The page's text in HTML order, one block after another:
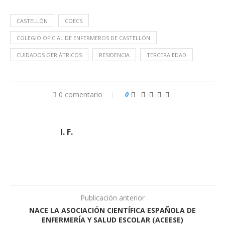
CASTELLÓN COECS
COLEGIO OFICIAL DE ENFERMEROS DE CASTELLÓN
CUIDADOS GERIÁTRICOS RESIDENCIA TERCERA EDAD
0 comentario 0
I. F.
Publicación anterior
NACE LA ASOCIACIÓN CIENTÍFICA ESPAÑOLA DE
ENFERMERÍA Y SALUD ESCOLAR (ACEESE)